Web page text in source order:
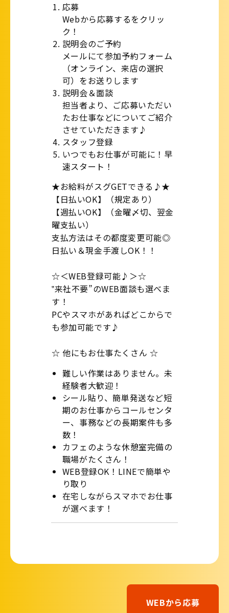
応募
Webから応募するをクリッ
ク！
説明会のご予約
メールにて参加予約フォーム
（オンライン、来店の選択
可）をお送りします
説明会＆面談
担当者より、ご応募いただい
たお仕事などについてご紹介
させていただきます♪
スタッフ登録
いつでもお仕事が可能に！早
速スタート！
★お給料がスグGETできる♪★
【日払いOK】（規定あり）
【週払いOK】（金曜〆切、翌金
曜支払い）
支払方法はその都度変更可能◎
日払い＆現金手渡しOK！！
☆＜WEB登録可能♪＞☆
‟来社不要”のWEB面談も選べま
す！
PCやスマホがあればどこからで
も参加可能です♪
☆ 他にもお仕事たくさん ☆
難しい作業はありません。未
経験者大歓迎！
シール貼り、簡単発送など短
期のお仕事からコールセンタ
ー、事務などの長期案件も多
数！
カフェのような休憩室完備の
職場がたくさん！
WEB登録OK！LINEで簡単や
り取り
在宅しながらスマホでお仕事
が選べます！
WEBから応募